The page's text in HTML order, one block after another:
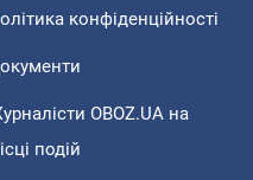
конфіденційності
OBOZ.UA на
подій